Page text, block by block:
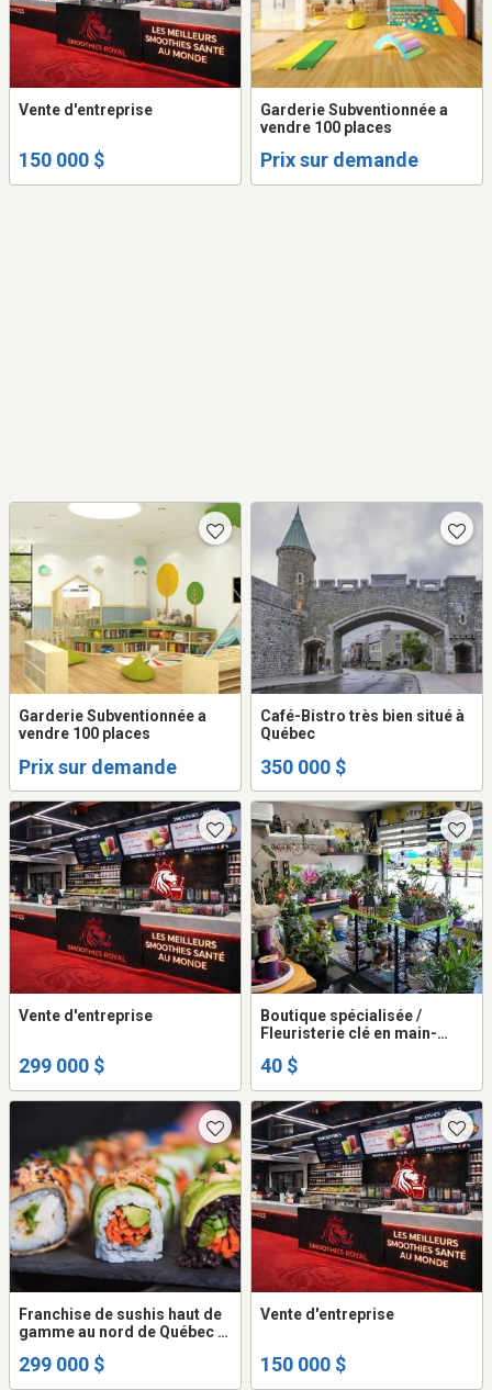
Vente d'entreprise
150 000 $
Garderie Subventionnée a
vendre 100 places
Prix sur demande
Garderie Subventionnée a
vendre 100 places
Prix sur demande
Café-Bistro très bien situé à
Québec
350 000 $
Vente d'entreprise
299 000 $
Boutique spécialisée /
Fleuristerie clé en main-
40 $
Franchise de sushis haut de
gamme au nord de Québec à
299 000 $
Vente d'entreprise
150 000 $